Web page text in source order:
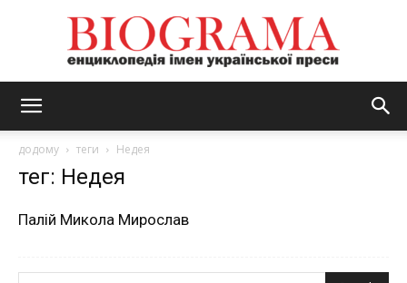
додому теги Недея
тег: Недея
Палій Микола Мирослав